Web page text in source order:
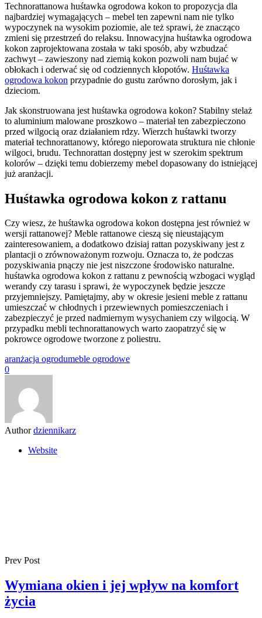
Technorattanowa huśtawka ogrodowa kokon to propozycja dla
najbardziej wymagających – mebel ten zapewni nam nie tylko
wypoczynek na wysokim poziomie, ale też sprawi, że znacząco
zmieni się przestrzeń do relaksu. Innowacyjna huśtawka ogrodowa
kokon zaprojektowana została w taki sposób, aby wzbudzać
zachwyt – zawieszony nad ziemią kokon pozwoli nam bujać w
obłokach i oderwać się od codziennych kłopotów. Huśtawka
ogrodowa kokon przypadnie do gustu zarówno dorosłym, jak i
dzieciom.
Jak skonstruowana jest huśtawka ogrodowa kokon? Stabilny stelaż
to aluminium malowane proszkowo – materiał ten zabezpieczono
przed wilgocią oraz działaniem rdzy. Wierzch huśtawki tworzy
materiał technorattanowy, którego nieporowata struktura nie chłonie
wilgoci, brudu. Technorattan dostępny jest w szerokim spektrum
kolorów – dzięki temu dobierzemy mebel dopasowany do istniejącej
już aranżacji.
Huśtawka ogrodowa kokon z rattanu
Czy wiesz, że huśtawka ogrodowa kokon dostępna jest również w
wersji rattanowej? Meble rattanowe cieszą się nieustającym
zainteresowaniem, a dodatkowo dzisiaj rattan pozyskiwany jest z
plantacji o zrównoważonym rozwoju. Oznacza to, że podczas
pozyskiwania pnączy nie jest niszczone środowisko naturalne.
huśtawka ogrodowa kokon z rattanu z pewnością wzbogaci wygląd
werandy czy tarasu i sprawi, że wypoczynek będzie jeszcze
przyjemniejszy. Pamiętajmy, aby w okresie jesieni meble z rattanu
umieszczać w chłodnych i przewiewnych pomieszczeniach i
zabezpieczyć je przed nadmiernym wysychaniem czy wilgocią. W
przypadku mebli technorattanowych warto zaopatrzyć się w
pokrowce ogrodowe tworzone z poliestru.
aranżacja ogrodumeble ogrodowe
0
Author dziennikarz
Website
Prev Post
Wymiana okien i jej wpływ na komfort
życia